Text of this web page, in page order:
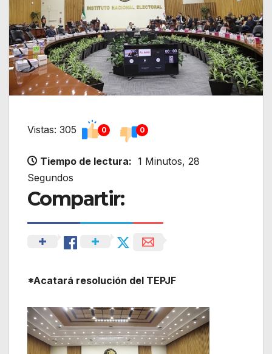
Vistas: 305 0 0
Tiempo de lectura: 1 Minutos, 28
Segundos
Compartir:
*Acatará resolución del TEPJF